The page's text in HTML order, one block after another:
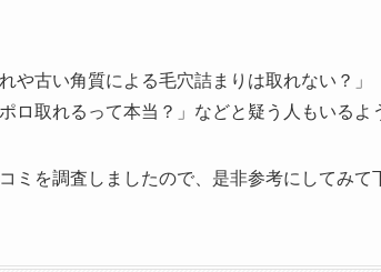
や古い角質による毛穴詰まりは取れない？」
ロ取れるって本当？」などと疑う人もいるよ
ミを調査しましたので、是非参考にしてみて